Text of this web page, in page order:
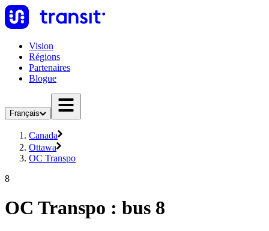
Vision
Régions
Partenaires
Blogue
Français
Canada
Ottawa
OC Transpo
8
OC Transpo : bus 8